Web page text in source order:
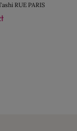
RUE PARIS